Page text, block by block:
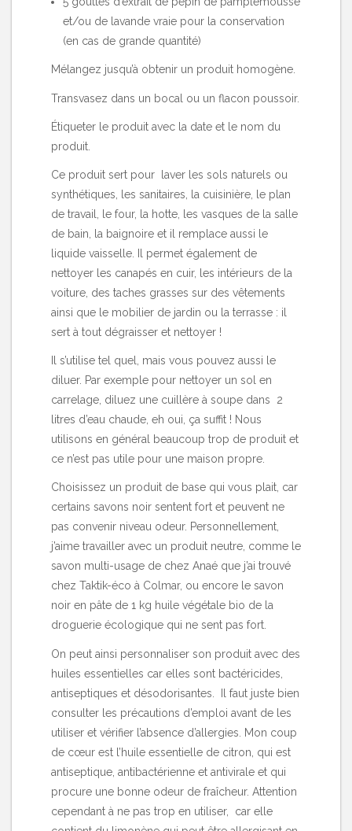
et/ou de lavande vraie pour la conservation
(en cas de grande quantité)
Mélangez jusqu’à obtenir un produit homogène.
Transvasez dans un bocal ou un flacon poussoir.
Étiqueter le produit avec la date et le nom du
produit.
Ce produit sert pour laver les sols naturels ou
synthétiques, les sanitaires, la cuisinière, le plan
de travail, le four, la hotte, les vasques de la salle
de bain, la baignoire et il remplace aussi le
liquide vaisselle. Il permet également de
nettoyer les canapés en cuir, les intérieurs de la
voiture, des taches grasses sur des vêtements
ainsi que le mobilier de jardin ou la terrasse : il
sert à tout dégraisser et nettoyer !
Il s’utilise tel quel, mais vous pouvez aussi le
diluer. Par exemple pour nettoyer un sol en
carrelage, diluez une cuillère à soupe dans 2
litres d’eau chaude, eh oui, ça suffit ! Nous
utilisons en général beaucoup trop de produit et
ce n’est pas utile pour une maison propre.
Choisissez un produit de base qui vous plait, car
certains savons noir sentent fort et peuvent ne
pas convenir niveau odeur. Personnellement,
j’aime travailler avec un produit neutre, comme le
savon multi-usage de chez Anaé que j’ai trouvé
chez Taktik-éco à Colmar, ou encore le savon
noir en pâte de 1 kg huile végétale bio de la
droguerie écologique qui ne sent pas fort.
On peut ainsi personnaliser son produit avec des
huiles essentielles car elles sont bactéricides,
antiseptiques et désodorisantes. Il faut juste bien
consulter les précautions d’emploi avant de les
utiliser et vérifier l’absence d’allergies. Mon coup
de cœur est l’huile essentielle de citron, qui est
antiseptique, antibactérienne et antivirale et qui
procure une bonne odeur de fraîcheur. Attention
cependant à ne pas trop en utiliser, car elle